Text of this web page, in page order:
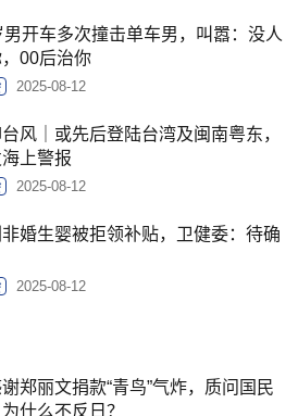
男开车多次撞击单车男，叫嚣：没人
00后治你
2025-08-12
风｜或先后登陆台湾及闽南粤东，
上警报
2025-08-12
婚生婴被拒领补贴，卫健委：待确
2025-08-12
谢郑丽文捐款“青鸟”气炸，质问国民
什么不反日？